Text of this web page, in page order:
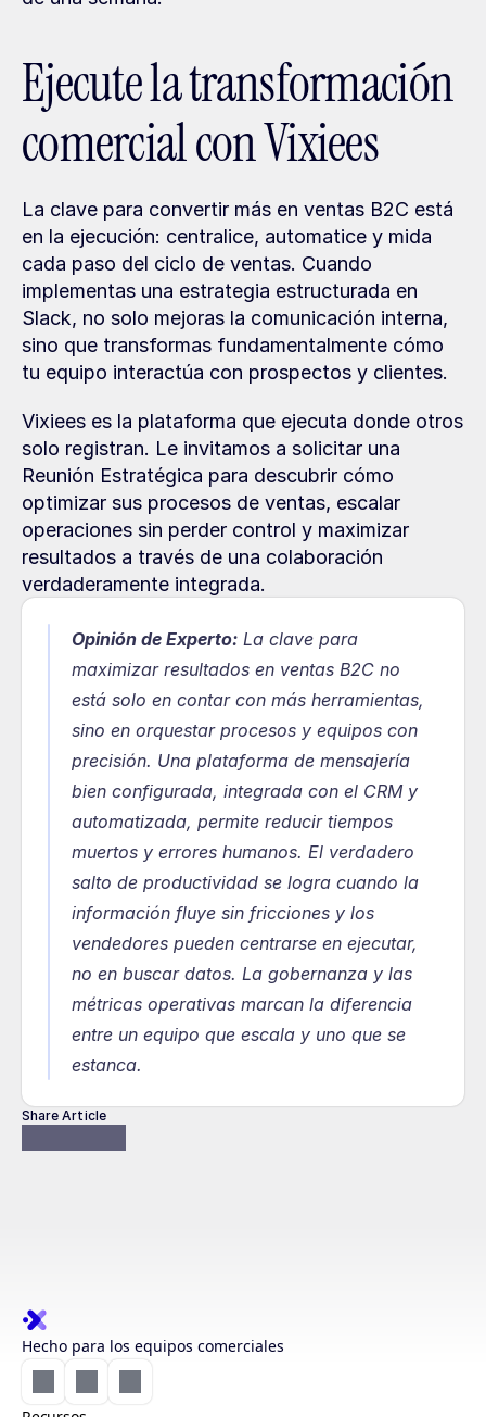
Ejecute la transformación
comercial con Vixiees
La clave para convertir más en ventas B2C está
en la ejecución: centralice, automatice y mida
cada paso del ciclo de ventas. Cuando
implementas una estrategia estructurada en
Slack, no solo mejoras la comunicación interna,
sino que transformas fundamentalmente cómo
tu equipo interactúa con prospectos y clientes.
Vixiees es la plataforma que ejecuta donde otros
solo registran. Le invitamos a solicitar una
Reunión Estratégica para descubrir cómo
optimizar sus procesos de ventas, escalar
operaciones sin perder control y maximizar
resultados a través de una colaboración
verdaderamente integrada.
Opinión de Experto: La clave para
maximizar resultados en ventas B2C no
está solo en contar con más herramientas,
sino en orquestar procesos y equipos con
precisión. Una plataforma de mensajería
bien configurada, integrada con el CRM y
automatizada, permite reducir tiempos
muertos y errores humanos. El verdadero
salto de productividad se logra cuando la
información fluye sin fricciones y los
vendedores pueden centrarse en ejecutar,
no en buscar datos. La gobernanza y las
métricas operativas marcan la diferencia
entre un equipo que escala y uno que se
estanca.
Share Article
Hecho para los equipos comerciales